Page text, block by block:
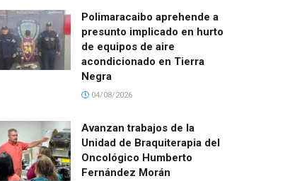
Polimaracaibo aprehende a
presunto implicado en hurto
de equipos de aire
acondicionado en Tierra
Negra
04/08/2026
Avanzan trabajos de la
Unidad de Braquiterapia del
Oncológico Humberto
Fernández Morán